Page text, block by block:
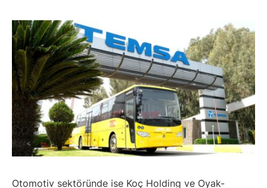
Otomotiv sektöründe ise Koç Holding ve Oyak-